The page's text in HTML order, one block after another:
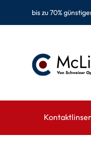
bis zu 70%